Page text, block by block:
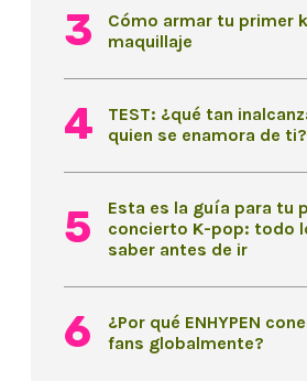
Cómo armar tu primer
maquillaje
TEST: ¿qué tan
quien se enamora de ti?
Esta es la guía para tu
concierto K-pop: todo
saber antes de ir
¿Por qué ENHYPEN
fans globalmente?